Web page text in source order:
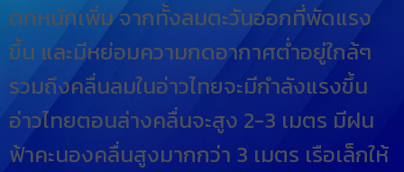
ตกหนักเพิ่ม จากทั้งลมตะวันออกที่พัดแรง
ขึ้น และมีหย่อมความกดอากาศต่ำอยู่ใกล้ๆ
รวมถึงคลื่นลมในอ่าวไทยจะมีกำลังแรงขึ้น
อ่าวไทยตอนล่างคลื่นจะสูง 2-3 เมตร มีฝน
ฟ้าคะนองคลื่นสูงมากกว่า 3 เมตร เรือเล็กให้